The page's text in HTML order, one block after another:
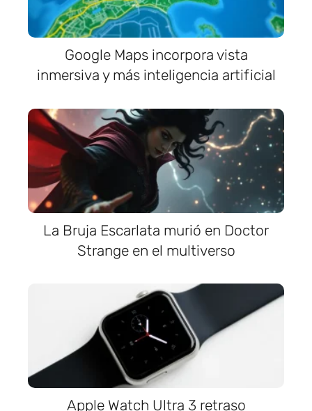
Google Maps incorpora vista
inmersiva y más inteligencia artificial
La Bruja Escarlata murió en Doctor
Strange en el multiverso
Apple Watch Ultra 3 retraso